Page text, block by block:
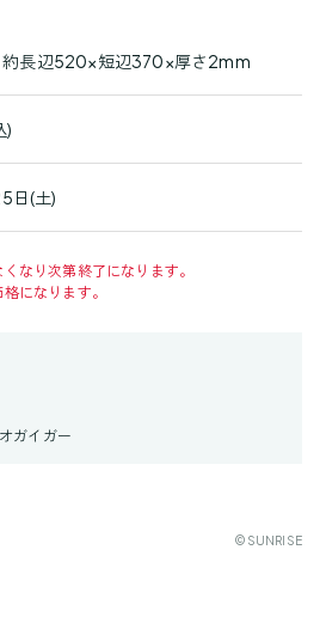
約長辺520×短辺370×厚さ2mm
)
日(土)
なり次第終了になります。
になります。
ガイガー
©SUNRISE